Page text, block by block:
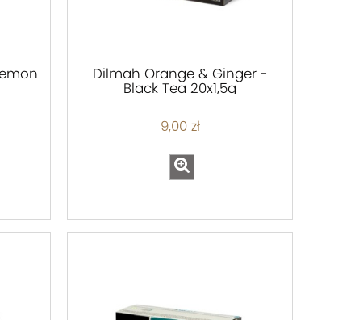
Dilmah Orange & Ginger -
Black Tea 20x1,5g
9,00 zł